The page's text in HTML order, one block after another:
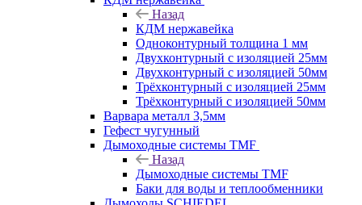
Назад
КДМ нержавейка
Одноконтурный толщина 1 мм
Двухконтурный с изоляцией 25мм
Двухконтурный с изоляцией 50мм
Трёхконтурный с изоляцией 25мм
Трёхконтурный с изоляцией 50мм
Варвара металл 3,5мм
Гефест чугунный
Дымоходные системы TMF
Назад
Дымоходные системы TMF
Баки для воды и теплообменники